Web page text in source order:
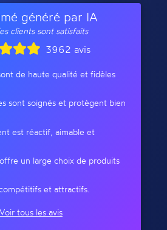
généré par IA
clients sont satisfaits
3962 avis
de haute qualité et fidèles
sont soignés et protègent bien
est réactif, aimable et
un large choix de produits
et attractifs.
Voir tous les avis